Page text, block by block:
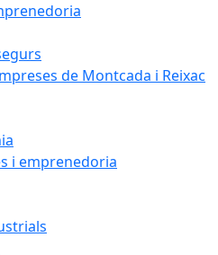
de Montcada i Reixac
i emprenedoria